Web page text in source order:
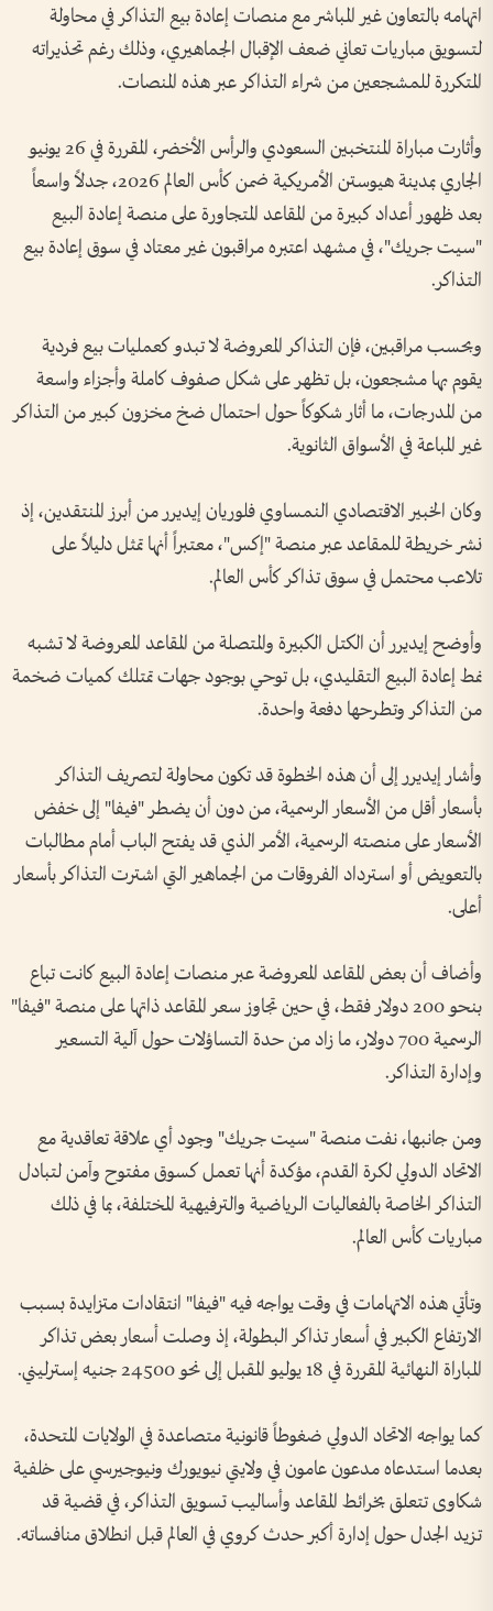
اتهامه بالتعاون غير المباشر مع منصات إعادة بيع التذاكر في محاولة
لتسويق مباريات تعاني ضعف الإقبال الجماهيري، وذلك رغم تحذيراته
المتكررة للمشجعين من شراء التذاكر عبر هذه المنصات.
وأثارت مباراة المنتخبين السعودي والرأس الأخضر، المقررة في 26 يونيو
الجاري بمدينة هيوستن الأمريكية ضمن كأس العالم 2026، جدلاً واسعاً
بعد ظهور أعداد كبيرة من المقاعد المتجاورة على منصة إعادة البيع
"سيت جريك"، في مشهد اعتبره مراقبون غير معتاد في سوق إعادة بيع
التذاكر.
وبحسب مراقبين، فإن التذاكر المعروضة لا تبدو كعمليات بيع فردية
يقوم بها مشجعون، بل تظهر على شكل صفوف كاملة وأجزاء واسعة
من المدرجات، ما أثار شكوكاً حول احتمال ضخ مخزون كبير من التذاكر
غير المباعة في الأسواق الثانوية.
وكان الخبير الاقتصادي النمساوي فلوريان إيديرر من أبرز المنتقدين، إذ
نشر خريطة للمقاعد عبر منصة "إكس"، معتبراً أنها تمثل دليلاً على
تلاعب محتمل في سوق تذاكر كأس العالم.
وأوضح إيديرر أن الكتل الكبيرة والمتصلة من المقاعد المعروضة لا تشبه
نمط إعادة البيع التقليدي، بل توحي بوجود جهات تمتلك كميات ضخمة
من التذاكر وتطرحها دفعة واحدة.
وأشار إيديرر إلى أن هذه الخطوة قد تكون محاولة لتصريف التذاكر
بأسعار أقل من الأسعار الرسمية، من دون أن يضطر "فيفا" إلى خفض
الأسعار على منصته الرسمية، الأمر الذي قد يفتح الباب أمام مطالبات
بالتعويض أو استرداد الفروقات من الجماهير التي اشترت التذاكر بأسعار
أعلى.
وأضاف أن بعض المقاعد المعروضة عبر منصات إعادة البيع كانت تباع
بنحو 200 دولار فقط، في حين تجاوز سعر المقاعد ذاتها على منصة "فيفا"
الرسمية 700 دولار، ما زاد من حدة التساؤلات حول آلية التسعير
وإدارة التذاكر.
ومن جانبها، نفت منصة "سيت جريك" وجود أي علاقة تعاقدية مع
الاتحاد الدولي لكرة القدم، مؤكدة أنها تعمل كسوق مفتوح وآمن لتبادل
التذاكر الخاصة بالفعاليات الرياضية والترفيهية المختلفة، بما في ذلك
مباريات كأس العالم.
وتأتي هذه الاتهامات في وقت يواجه فيه "فيفا" انتقادات متزايدة بسبب
الارتفاع الكبير في أسعار تذاكر البطولة، إذ وصلت أسعار بعض تذاكر
المباراة النهائية المقررة في 18 يوليو المقبل إلى نحو 24500 جنيه إسترليني.
كما يواجه الاتحاد الدولي ضغوطاً قانونية متصاعدة في الولايات المتحدة،
بعدما استدعاه مدعون عامون في ولايتي نيويورك ونيوجيرسي على خلفية
شكاوى تتعلق بخرائط المقاعد وأساليب تسويق التذاكر، في قضية قد
تزيد الجدل حول إدارة أكبر حدث كروي في العالم قبل انطلاق منافساته.